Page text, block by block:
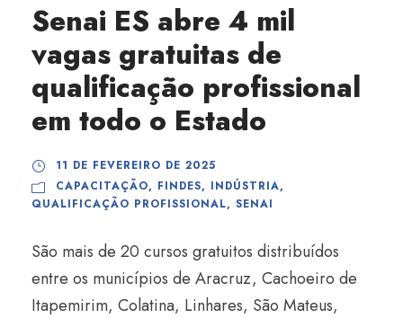
Senai ES abre 4 mil
vagas gratuitas de
qualificação profissional
em todo o Estado
11 DE FEVEREIRO DE 2025
CAPACITAÇÃO, FINDES, INDÚSTRIA,
QUALIFICAÇÃO PROFISSIONAL, SENAI
São mais de 20 cursos gratuitos distribuídos
entre os municípios de Aracruz, Cachoeiro de
Itapemirim, Colatina, Linhares, São Mateus,